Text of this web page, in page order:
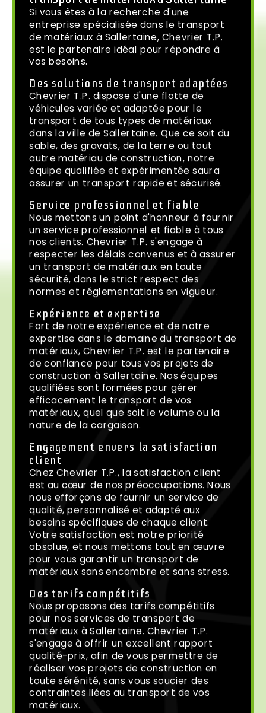
Si vous êtes à la recherche d'une
entreprise spécialisée dans le transport
de matériaux à Sallertaine, Chevrier T.P.
est le partenaire idéal pour répondre à
vos besoins.
Des solutions de transport adaptées
Chevrier T.P. dispose d'une flotte de
véhicules variée et adaptée pour le
transport de tous types de matériaux
dans la ville de Sallertaine. Que ce soit du
sable, des gravats, de la terre ou tout
autre matériau de construction, notre
équipe qualifiée et expérimentée saura
assurer un transport rapide et sécurisé.
Service professionnel et fiable
Nous mettons un point d'honneur à fournir
un service professionnel et fiable à tous
nos clients. Chevrier T.P. s'engage à
respecter les délais convenus et à assurer
un transport de matériaux en toute
sécurité, dans le strict respect des
normes et réglementations en vigueur.
Expérience et expertise
Fort de notre expérience et de notre
expertise dans le domaine du transport de
matériaux, Chevrier T.P. est le partenaire
de confiance pour tous vos projets de
construction à Sallertaine. Nos équipes
qualifiées sont formées pour gérer
efficacement le transport de vos
matériaux, quel que soit le volume ou la
nature de la cargaison.
Engagement envers la satisfaction
client
Chez Chevrier T.P., la satisfaction client
est au cœur de nos préoccupations. Nous
nous efforçons de fournir un service de
qualité, personnalisé et adapté aux
besoins spécifiques de chaque client.
Votre satisfaction est notre priorité
absolue, et nous mettons tout en œuvre
pour vous garantir un transport de
matériaux sans encombre et sans stress.
Des tarifs compétitifs
Nous proposons des tarifs compétitifs
pour nos services de transport de
matériaux à Sallertaine. Chevrier T.P.
s'engage à offrir un excellent rapport
qualité-prix, afin de vous permettre de
réaliser vos projets de construction en
toute sérénité, sans vous soucier des
contraintes liées au transport de vos
matériaux.